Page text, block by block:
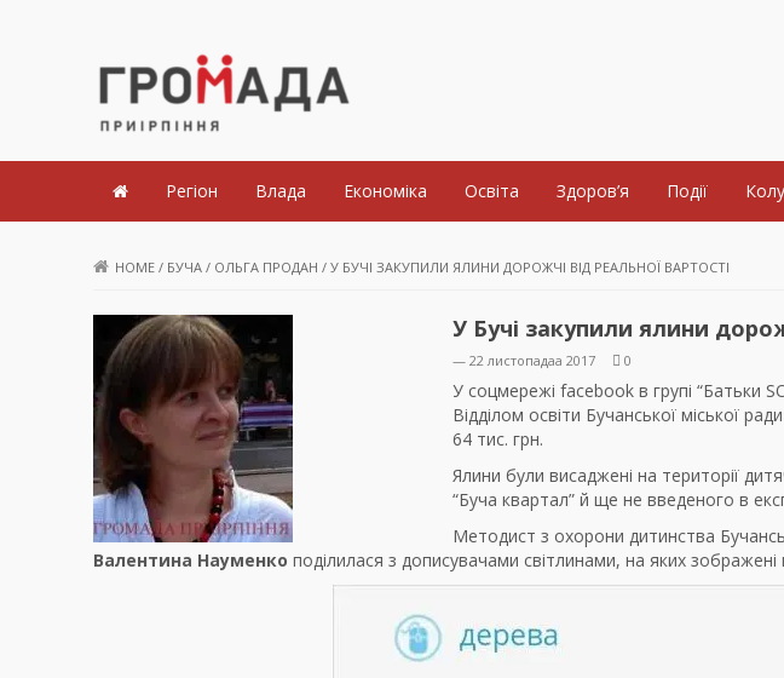
Громада Приірпіння
Регіон Влада Економіка Освіта Здоров’я Події
HOME / БУЧА / ОЛЬГА ПРОДАН / У БУЧІ ЗАКУПИЛИ ЯЛИНИ ДОРОЖЧІ ВІД РЕАЛЬНОЇ ВАРТОСТІ
У Бучі закупили ялини
— 22 листопадаа 2017 0
У соцмережі facebook в групі “Батьки
Відділом освіти Бучанської міської
64 тис. грн.
Ялини були висаджені на території
“Буча квартал” й ще не введеного в
Методист з охорони дитинства
Валентина Науменко поділилася з дописувачами світлинами, на яких зображені